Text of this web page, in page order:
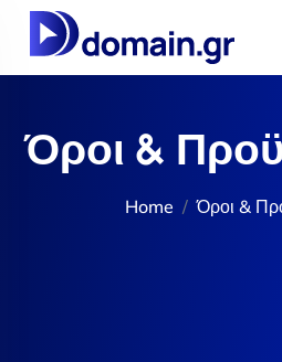
Όροι &
Home Όροι &